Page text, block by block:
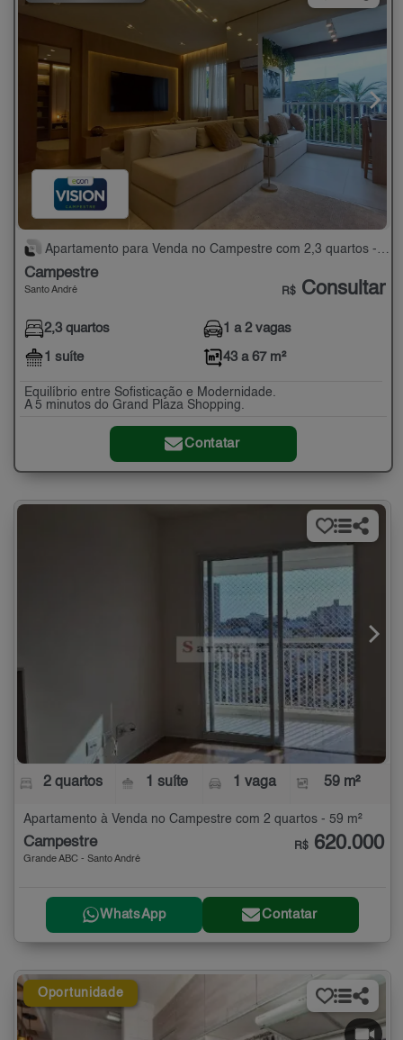
Apartamento para Venda no Campestre com 2,3 quartos - 43 a 67 m²
Campestre
Santo André R$ Consultar
2,3 quartos
1 suíte
1 a 2 vagas
43 a 67 m²
Equilíbrio entre Sofisticação e Modernidade.
A 5 minutos do Grand Plaza Shopping.
Contatar
2 quartos 1 suíte 1 vaga 59 m²
Apartamento à Venda no Campestre com 2 quartos - 59 m²
Campestre
Grande ABC - Santo André
R$ 620.000
WhatsApp Contatar
Oportunidade